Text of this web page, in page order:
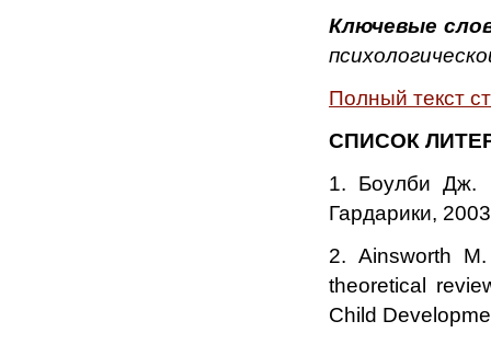
Ключевые
Полный текст
СПИСОК
1. Боулби Дж.
Гардарики,
2. Ainsworth
theoretical
Child